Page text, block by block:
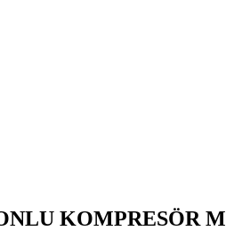
KOMPRESÖR